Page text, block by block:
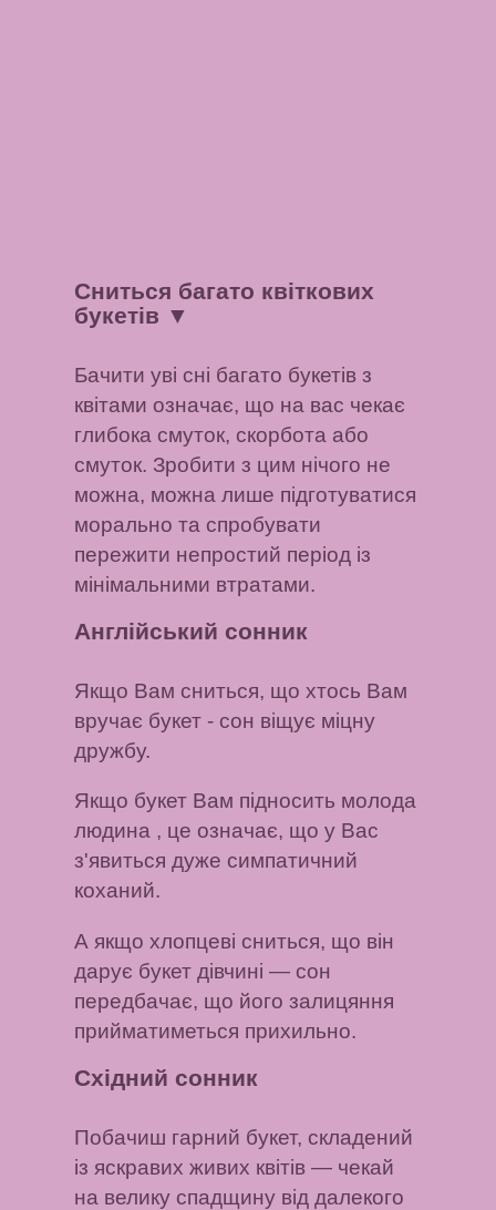
Сниться багато квіткових
букетів ▼
Бачити уві сні багато букетів з
квітами означає, що на вас чекає
глибока смуток, скорбота або
смуток. Зробити з цим нічого не
можна, можна лише підготуватися
морально та спробувати
пережити непростий період із
мінімальними втратами.
Англійський сонник
Якщо Вам сниться, що хтось Вам
вручає букет - сон віщує міцну
дружбу.
Якщо букет Вам підносить молода
людина , це означає, що у Вас
з'явиться дуже симпатичний
коханий.
А якщо хлопцеві сниться, що він
дарує букет дівчині — сон
передбачає, що його залицяння
прийматиметься прихильно.
Східний сонник
Побачиш гарний букет, складений
із яскравих живих квітів — чекай
на велику спадщину від далекого